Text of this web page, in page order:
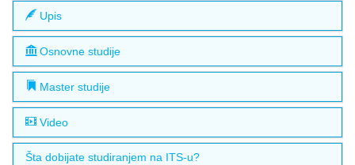
Upis
Osnovne studije
Master studije
Video
Šta dobijate studiranjem na ITS-u?